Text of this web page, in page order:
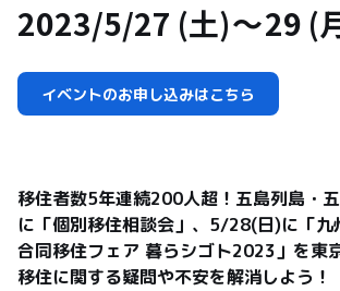
2023/5/27 (土) 29 (
イベントのお申し込みはこちら
移住者数5年連続200人超！五島列島・
に「個別移住相談会」、5/28(日)に「九
合同移住フェア 暮らシゴト2023」を東
移住に関する疑問や不安を解消しよう！